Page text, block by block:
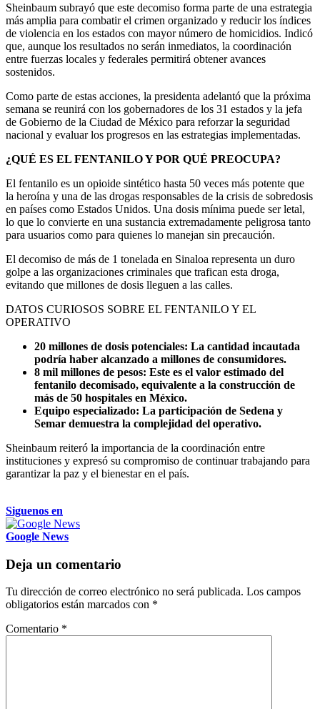
Sheinbaum subrayó que este decomiso forma parte de una estrategia
más amplia para combatir el crimen organizado y reducir los índices
de violencia en los estados con mayor número de homicidios. Indicó
que, aunque los resultados no serán inmediatos, la coordinación
entre fuerzas locales y federales permitirá obtener avances
sostenidos.
Como parte de estas acciones, la presidenta adelantó que la próxima
semana se reunirá con los gobernadores de los 31 estados y la jefa
de Gobierno de la Ciudad de México para reforzar la seguridad
nacional y evaluar los progresos en las estrategias implementadas.
¿QUÉ ES EL FENTANILO Y POR QUÉ PREOCUPA?
El fentanilo es un opioide sintético hasta 50 veces más potente que
la heroína y una de las drogas responsables de la crisis de sobredosis
en países como Estados Unidos. Una dosis mínima puede ser letal,
lo que lo convierte en una sustancia extremadamente peligrosa tanto
para usuarios como para quienes lo manejan sin precaución.
El decomiso de más de 1 tonelada en Sinaloa representa un duro
golpe a las organizaciones criminales que trafican esta droga,
evitando que millones de dosis lleguen a las calles.
DATOS CURIOSOS SOBRE EL FENTANILO Y EL
OPERATIVO
20 millones de dosis potenciales: La cantidad incautada
podría haber alcanzado a millones de consumidores.
8 mil millones de pesos: Este es el valor estimado del
fentanilo decomisado, equivalente a la construcción de
más de 50 hospitales en México.
Equipo especializado: La participación de Sedena y
Semar demuestra la complejidad del operativo.
Sheinbaum reiteró la importancia de la coordinación entre
instituciones y expresó su compromiso de continuar trabajando para
garantizar la paz y el bienestar en el país.
Siguenos en
Google News
Deja un comentario
Tu dirección de correo electrónico no será publicada. Los campos
obligatorios están marcados con *
Comentario *